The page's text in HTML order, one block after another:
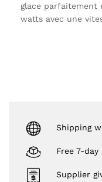
glace parfaitement
watts avec une
Shipping
Free 7-
Supplier